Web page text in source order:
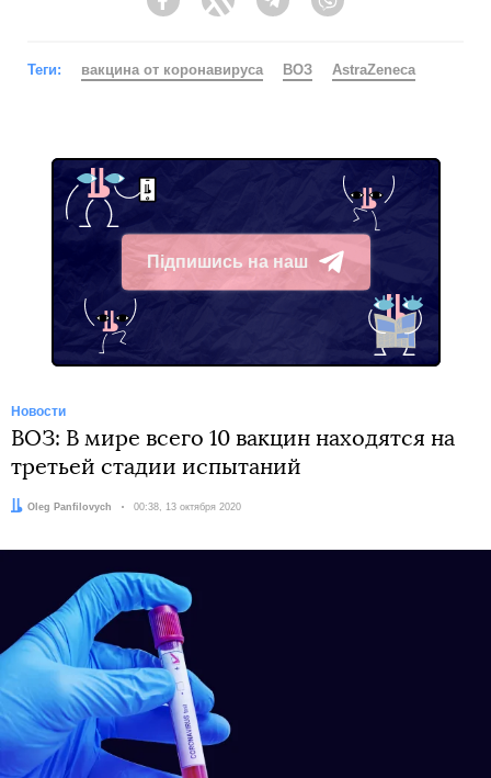
FacebookTwitter Telegram
Теги: вакцина от коронавируса ВОЗ AstraZeneca
Підпишись на наш
Telegram
Новости
ВОЗ: В мире всего 10 вакцин находятся на
третьей стадии испытаний
Автор:
Oleg Panfilovych Дата:
00:38, 13 октября 2020